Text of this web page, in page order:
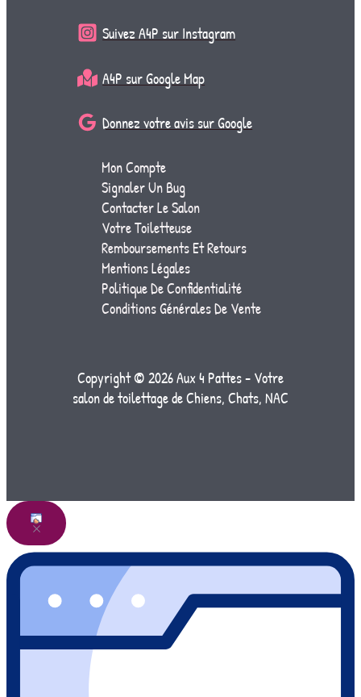
Suivez A4P sur Instagram
A4P sur Google Map
Donnez votre avis sur Google
Mon Compte
Signaler Un Bug
Contacter Le Salon
Votre Toiletteuse
Remboursements Et Retours
Mentions Légales
Politique De Confidentialité
Conditions Générales De Vente
Copyright © 2026 Aux 4 Pattes - Votre
salon de toilettage de Chiens, Chats, NAC